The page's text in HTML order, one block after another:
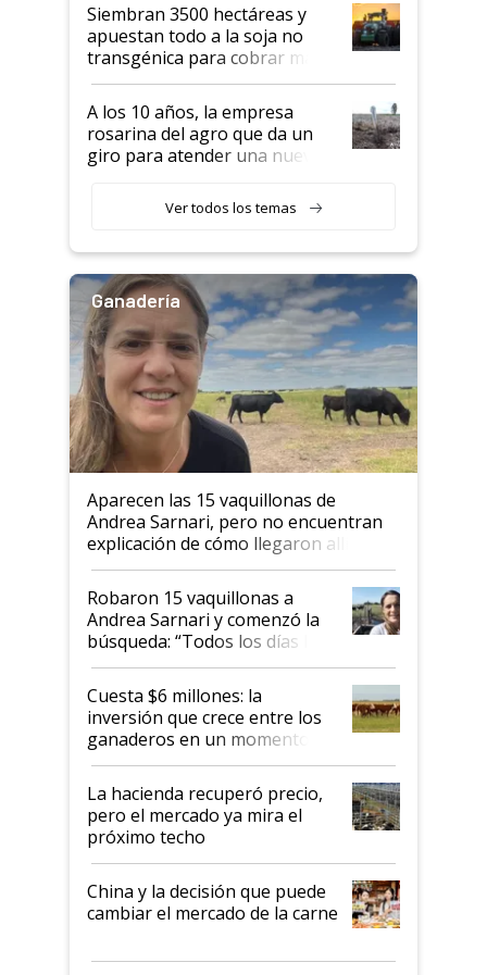
Siembran 3500 hectáreas y
apuestan todo a la soja no
transgénica para cobrar más
por tonelada: compraron un
semillero
A los 10 años, la empresa
rosarina del agro que da un
giro para atender una nueva
Ver todos los temas
Ganadería
Aparecen las 15 vaquillonas de
Andrea Sarnari, pero no encuentran
explicación de cómo llegaron allí
Robaron 15 vaquillonas a
Andrea Sarnari y comenzó la
búsqueda: “Todos los días le
toca a algún productor”
Cuesta $6 millones: la
inversión que crece entre los
ganaderos en un momento
histórico para la actividad
La hacienda recuperó precio,
pero el mercado ya mira el
próximo techo
China y la decisión que puede
cambiar el mercado de la carne